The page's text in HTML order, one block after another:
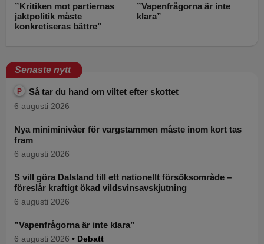
”Kritiken mot partiernas
jaktpolitik måste
konkretiseras bättre”
”Vapenfrågorna är inte
klara”
Senaste nytt
P Så tar du hand om viltet efter skottet
6 augusti 2026
Nya miniminivåer för vargstammen måste inom kort tas
fram
6 augusti 2026
S vill göra Dalsland till ett nationellt försöksområde –
föreslår kraftigt ökad vildsvinsavskjutning
6 augusti 2026
”Vapenfrågorna är inte klara”
6 augusti 2026 • Debatt